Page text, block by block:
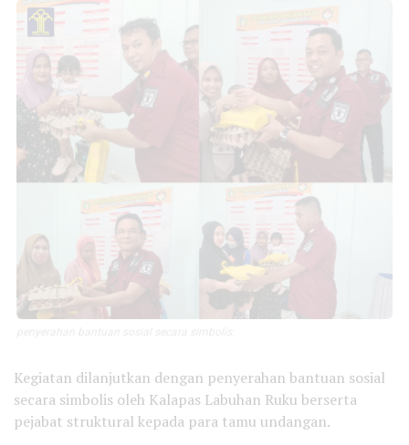
Kegiatan dilanjutkan dengan penyerahan bantuan sosial
secara simbolis oleh Kalapas Labuhan Ruku berserta
pejabat struktural kepada para tamu undangan.